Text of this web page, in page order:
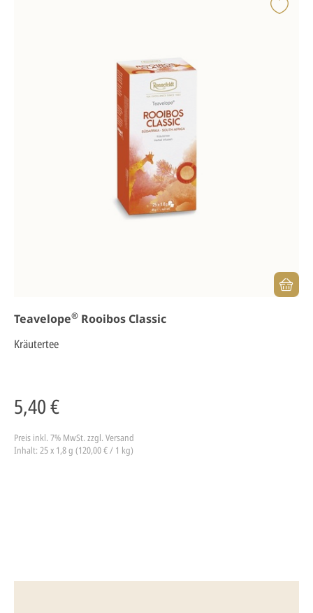
Teavelope® Rooibos Classic
Kräutertee
5,40 €
Preis inkl. 7% MwSt. zzgl. Versand
Inhalt: 25 x 1,8 g (120,00 € / 1 kg)